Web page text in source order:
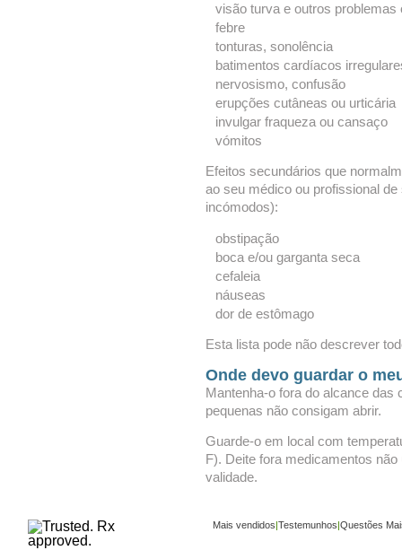
visão turva e outros
febre
tonturas, sonolência
batimentos cardíacos
nervosismo, confusão
erupções cutâneas ou urticária
invulgar fraqueza ou cansaço
vómitos
Efeitos secundários que
ao seu médico ou profissional
incómodos):
obstipação
boca e/ou garganta seca
cefaleia
náuseas
dor de estômago
Esta lista pode não descrever
Onde devo guardar o
Mantenha-o fora do alcance
pequenas não consigam abrir.
Guarde-o em local com
F). Deite fora medicamentos
validade.
Mais vendidos|Testemunhos|Questões